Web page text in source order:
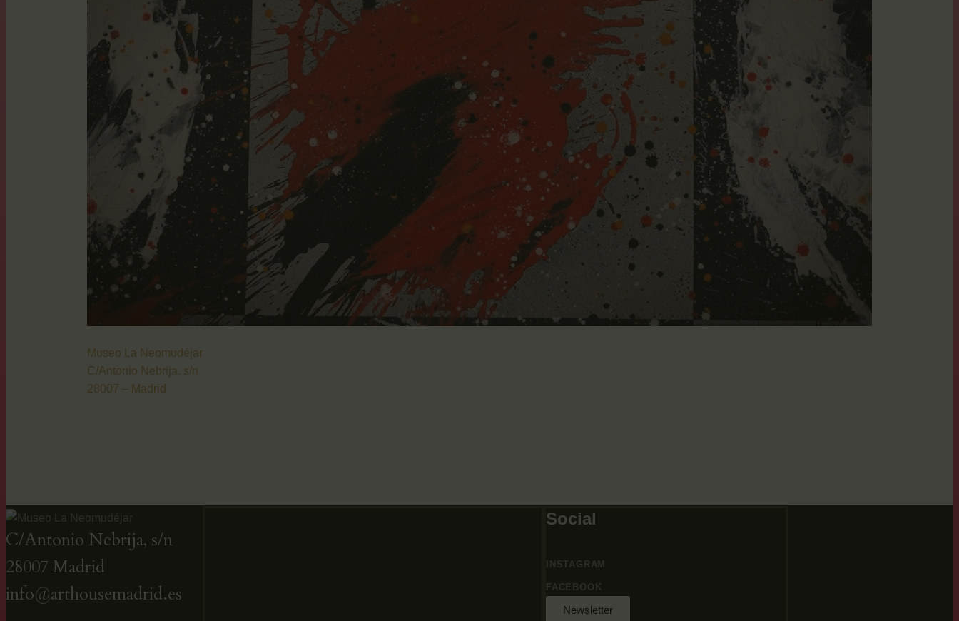
Museo La Neomudéjar
C/Antonio Nebrija, s/n
28007 – Madrid
C/Antonio Nebrija, s/n
28007 Madrid
info@arthousemadrid.es
Social
INSTAGRAM
FACEBOOK
Newsletter